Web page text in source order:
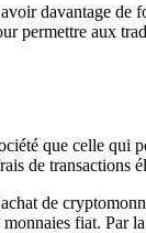
davantage
permettre aux
que celle qui
de transactions
de
fiat.